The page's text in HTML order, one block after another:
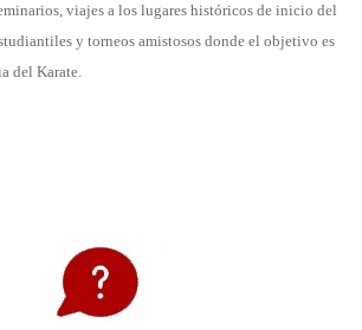
viajes a los lugares históricos de inicio del
y torneos amistosos donde el objetivo es
del Karate.